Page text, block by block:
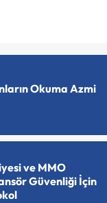
Okuma Azmi
ve MMO
Güvenliği İçin